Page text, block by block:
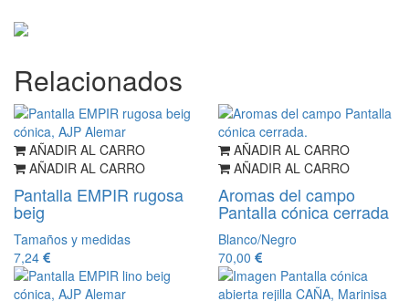
Relacionados
AÑADIR AL CARRO
AÑADIR AL CARRO
Pantalla EMPIR rugosa
beig
Tamaños y medidas
7,24
AÑADIR AL CARRO
AÑADIR AL CARRO
Aromas del campo
Pantalla cónica cerrada
Blanco/Negro
70,00